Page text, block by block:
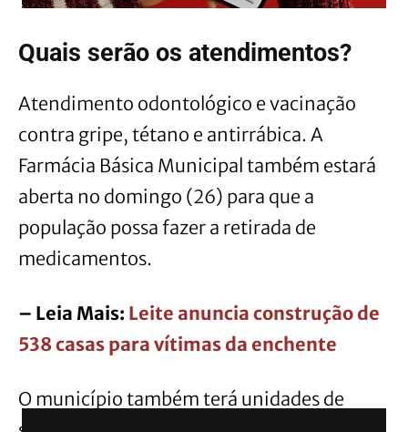
Quais serão os atendimentos?
Atendimento odontológico e vacinação
contra gripe, tétano e antirrábica. A
Farmácia Básica Municipal também estará
aberta no domingo (26) para que a
população possa fazer a retirada de
medicamentos.
– Leia Mais: Leite anuncia construção de
538 casas para vítimas da enchente
O município também terá unidades de